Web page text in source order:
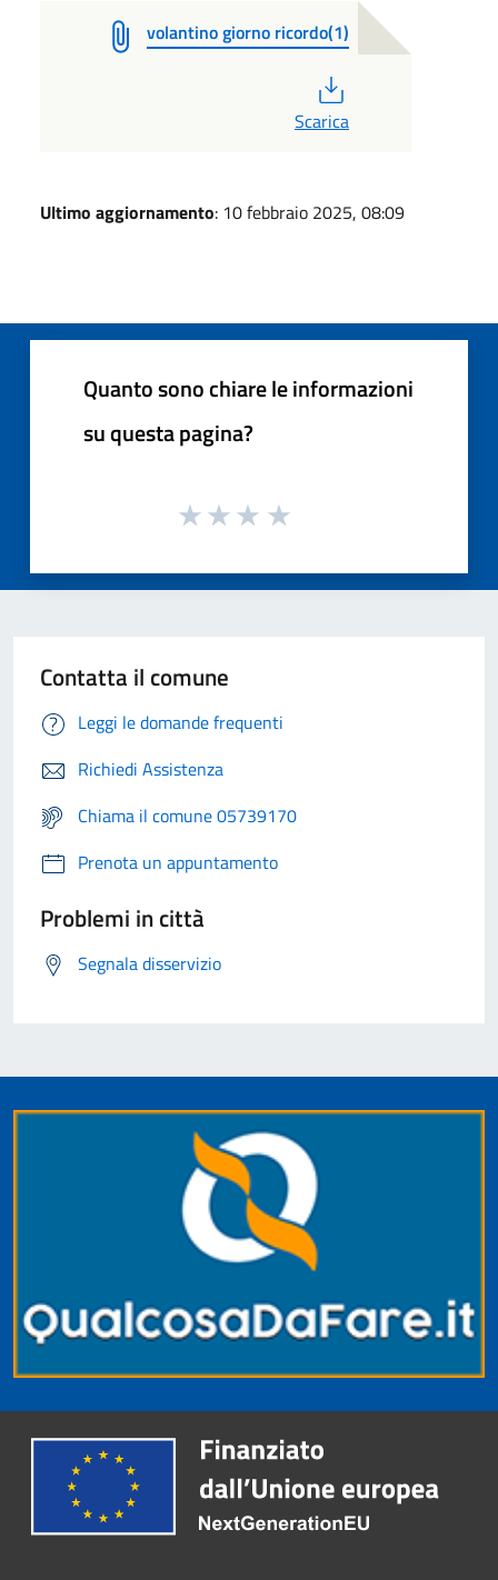
volantino giorno ricordo(1)
Scarica
Ultimo aggiornamento: 10 febbraio 2025, 08:09
Quanto sono chiare le informazioni
su questa pagina?
Contatta il comune
Leggi le domande frequenti
Richiedi Assistenza
Chiama il comune 05739170
Prenota un appuntamento
Problemi in città
Segnala disservizio